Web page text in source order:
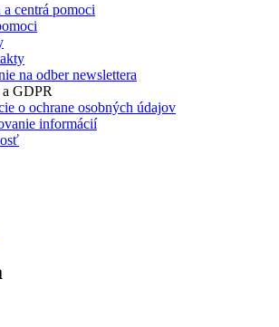
a centrá pomoci
na odber newslettera
GDPR
o ochrane osobných údajov
informácií